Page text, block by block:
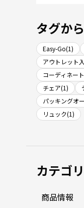
タグか
Easy-Go(1)
アウトレット
コーディネー
チェア(1)
パッキングオ
リュック(1)
カテゴ
商品情報